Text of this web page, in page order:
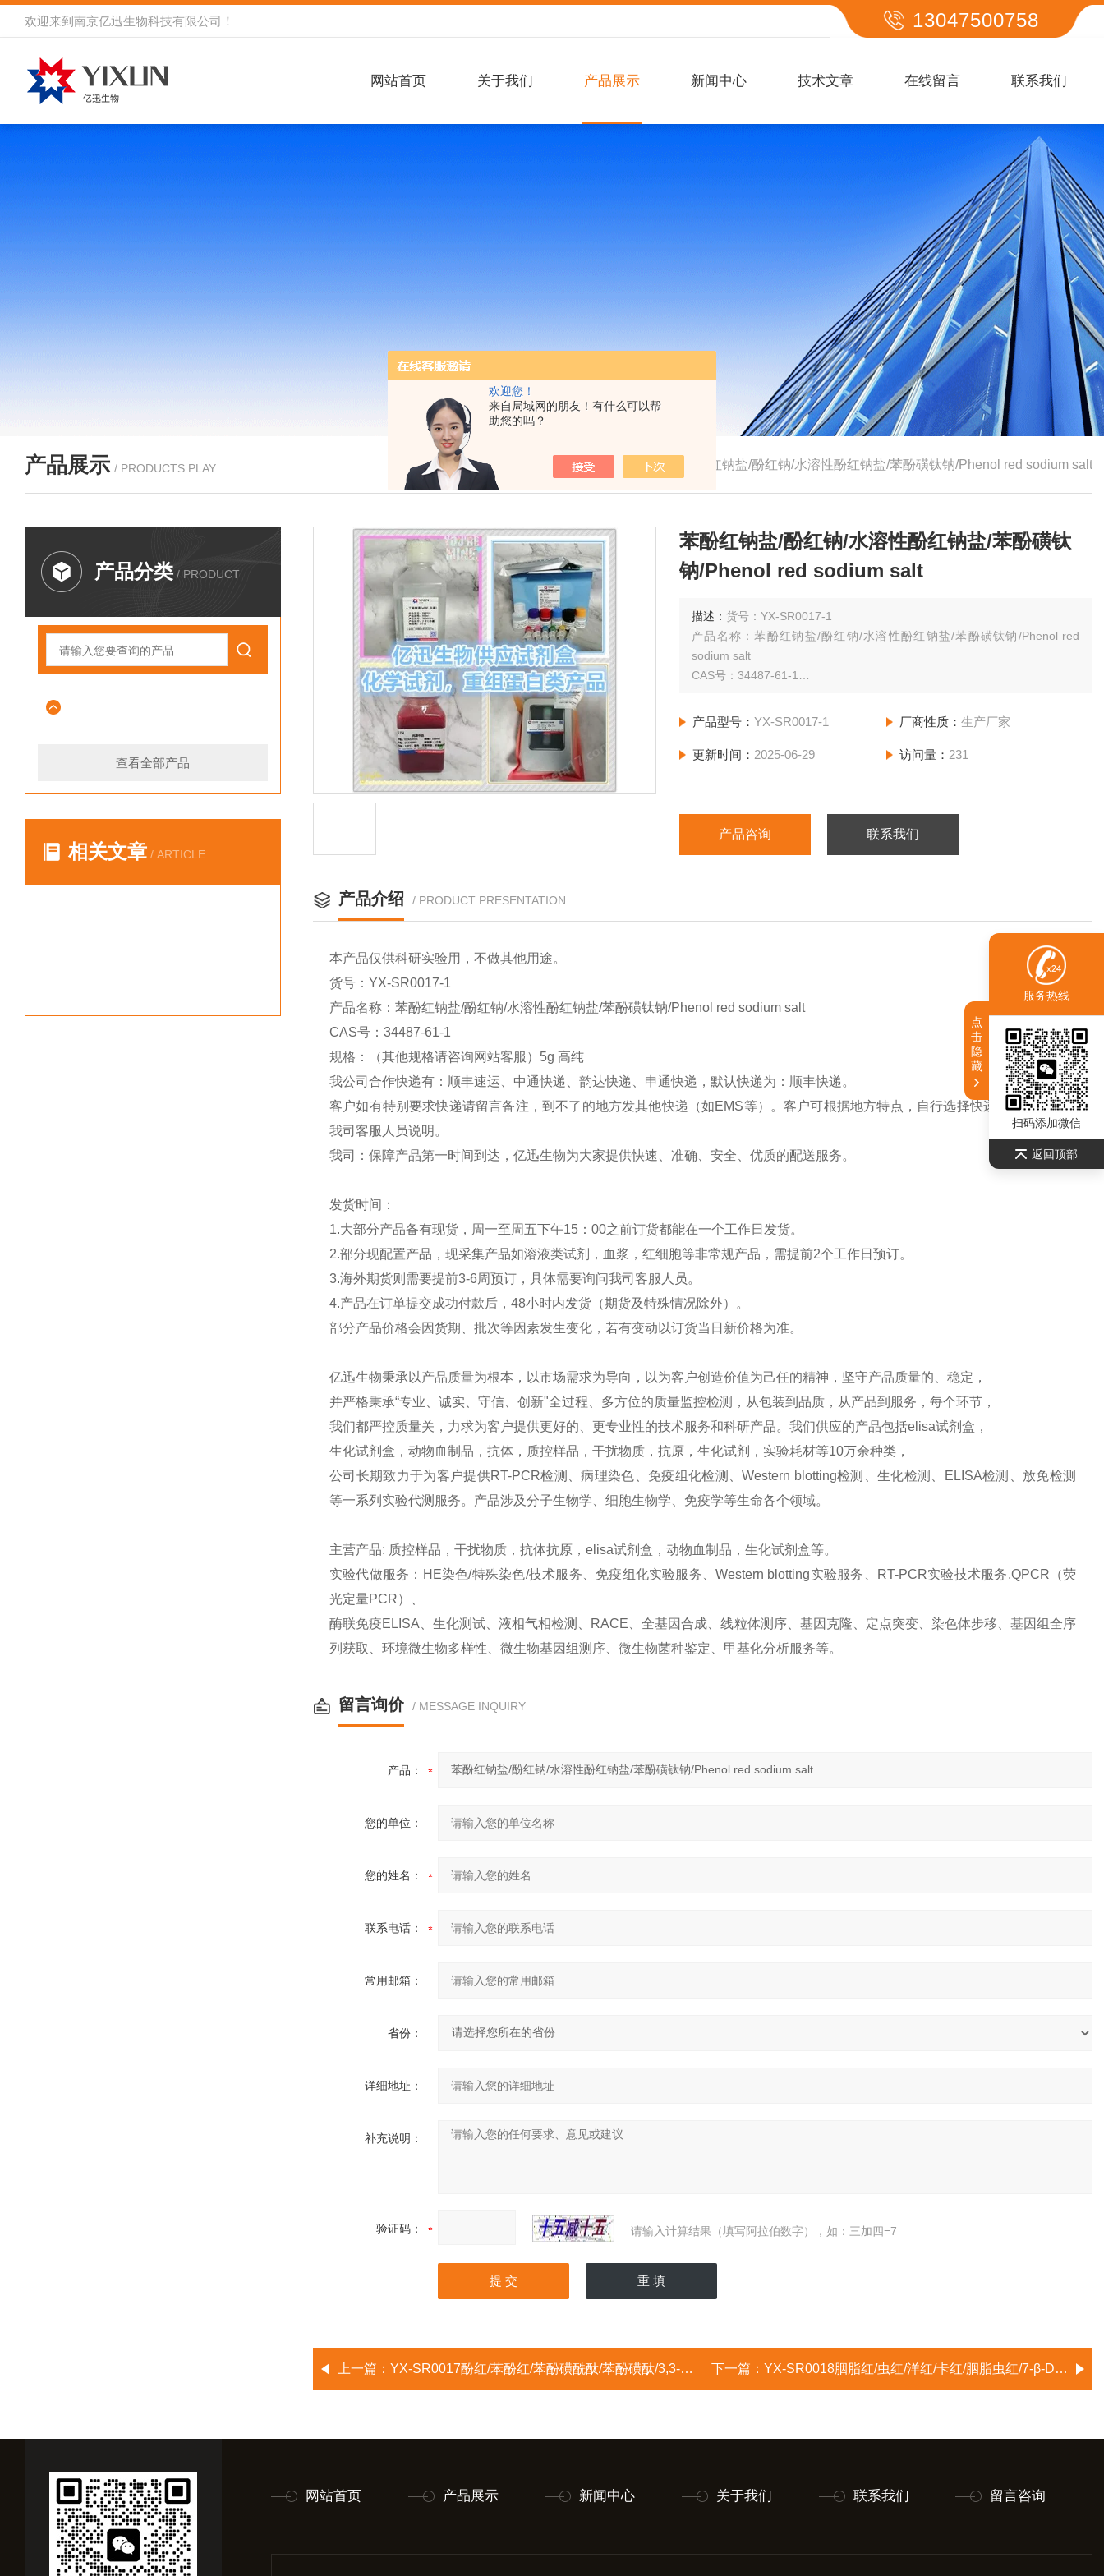
欢迎您！
来自局域网的朋友！有什么可以帮
助您的吗？
欢迎来到 南京亿迅生物科技有限公司 ！ 13047500758
网站首页 关于我们 产品展示 新闻中心 技术文章 在线留言 联系我们
产品展示 / PRODUCTS PLAY 我的位置： 产品展示 > >> 苯酚红钠盐/酚红钠/水溶性酚红钠盐/苯酚磺钛钠/Phenol red sodium salt
产品分类 / PRODUCT
查看全部产品
相关文章 / ARTICLE
苯酚红钠盐/酚红钠/水溶性酚红钠盐/苯酚磺钛
钠/Phenol red sodium salt
描述：货号：YX-SR0017-1
产品名称：苯酚红钠盐/酚红钠/水溶性酚红钠盐/苯酚磺钛钠/Phenol red
sodium salt
CAS号：34487-61-1
产品型号：YX-SR0017-1 厂商性质： 生产厂家
更新时间： 2025-06-29 访问量： 231
产品咨询 联系我们
产品介绍 / PRODUCT PRESENTATION
本产品仅供科研实验用，不做其他用途。
货号：YX-SR0017-1
产品名称：苯酚红钠盐/酚红钠/水溶性酚红钠盐/苯酚磺钛钠/Phenol red sodium salt
CAS号：34487-61-1
规格：（其他规格请咨询网站客服）5g 高纯
我公司合作快递有：顺丰速运、中通快递、韵达快递、申通快递，默认快递为：顺丰快递。
客户如有特别要求快递请留言备注，到不了的地方发其他快递（如EMS等）。客户可根据地方特点，自行选择快递公司，请联系
我司客服人员说明。
我司：保障产品第一时间到达，亿迅生物为大家提供快速、准确、安全、优质的配送服务。
发货时间：
1.大部分产品备有现货，周一至周五下午15：00之前订货都能在一个工作日发货。
2.部分现配置产品，现采集产品如溶液类试剂，血浆，红细胞等非常规产品，需提前2个工作日预订。
3.海外期货则需要提前3-6周预订，具体需要询问我司客服人员。
4.产品在订单提交成功付款后，48小时内发货（期货及特殊情况除外）。
部分产品价格会因货期、批次等因素发生变化，若有变动以订货当日新价格为准。
亿迅生物秉承以产品质量为根本，以市场需求为导向，以为客户创造价值为己任的精神，坚守产品质量的、稳定，
并严格秉承“专业、诚实、守信、创新"全过程、多方位的质量监控检测，从包装到品质，从产品到服务，每个环节，
我们都严控质量关，力求为客户提供更好的、更专业性的技术服务和科研产品。我们供应的产品包括elisa试剂盒，
生化试剂盒，动物血制品，抗体，质控样品，干扰物质，抗原，生化试剂，实验耗材等10万余种类，
公司长期致力于为客户提供RT-PCR检测、病理染色、免疫组化检测、Western blotting检测、生化检测、ELISA检测、放免检测
等一系列实验代测服务。产品涉及分子生物学、细胞生物学、免疫学等生命各个领域。
主营产品: 质控样品，干扰物质，抗体抗原，elisa试剂盒，动物血制品，生化试剂盒等。
实验代做服务：HE染色/特殊染色/技术服务、免疫组化实验服务、Western blotting实验服务、RT-PCR实验技术服务,QPCR（荧
光定量PCR）、
酶联免疫ELISA、生化测试、液相气相检测、RACE、全基因合成、线粒体测序、基因克隆、定点突变、染色体步移、基因组全序
列获取、环境微生物多样性、微生物基因组测序、微生物菌种鉴定、甲基化分析服务等。
留言询价 / MESSAGE INQUIRY
产品：
您的单位：
您的姓名：
联系电话：
常用邮箱：
省份：
详细地址：
补充说明：
验证码： 请输入计算结果（填写阿拉伯数字），如：三加四=7
上一篇： YX-SR0017酚红/苯酚红/苯酚磺酰酞/苯酚磺酞/3,3-二(对羟苯基)-3H-2,1-苯并氧硫杂环戊烷-1,1-二氧化物/酚磺酞/酚酞红 下一篇： YX-SR0018胭脂红/虫红/洋红/卡红/胭脂虫红/7-β-D-吡喃葡萄糖基-3,5,6,8-四羟基-1-甲基-9,10-二氧代-蒽-2-羧酸/胭脂
网站首页 产品展示 新闻中心 关于我们 联系我们 留言咨询
服务热线
扫码添加微信
返回顶部
点
击
隐
藏